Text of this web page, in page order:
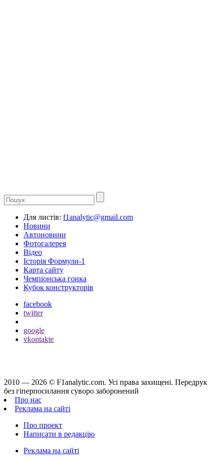
Для листів: f1analytic@gmail.com
Новини
Автоновини
Фотогалерея
Відео
Історія Формули-1
Карта сайту
Чемпіонська гонка
Кубок конструкторів
facebook
twitter
google
vkontakte
2010 — 2026 © F1analytic.com. Усi права захищенi. Передрук
без гіперпосилання суворо заборонений
Про нас
Реклама на сайті
Про проект
Написати в редакцію
Реклама на сайті